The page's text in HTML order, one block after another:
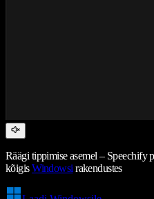
Räägi tippimise asemel – Speechify
kõigisWindowsi rakendustes